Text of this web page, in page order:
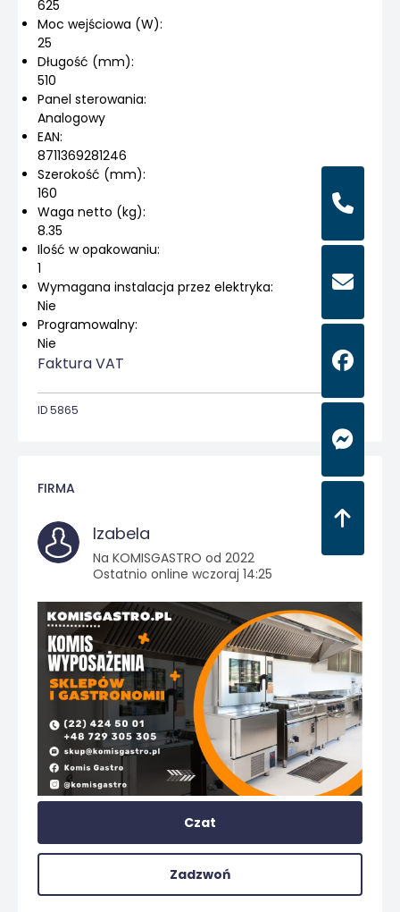
625
Moc wejściowa (W):
25
Długość (mm):
510
Panel sterowania:
Analogowy
EAN:
8711369281246
Szerokość (mm):
160
Waga netto (kg):
8.35
Ilość w opakowaniu:
1
Wymagana instalacja przez elektryka:
Nie
Programowalny:
Nie
Faktura VAT
ID 5865
FIRMA
Izabela
Na KOMISGASTRO od 2022
Ostatnio online wczoraj 14:25
Czat
Zadzwoń